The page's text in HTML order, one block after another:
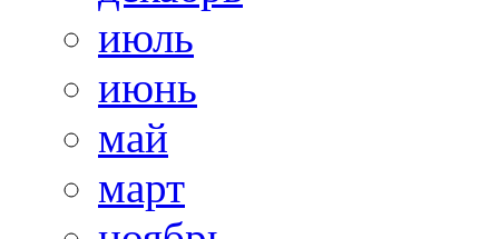
июль
июнь
май
март